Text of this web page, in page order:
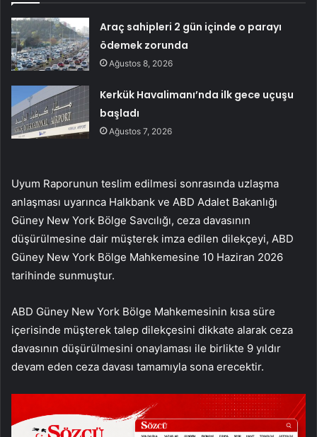
Araç sahipleri 2 gün içinde o parayı
ödemek zorunda
Ağustos 8, 2026
Kerkük Havalimanı’nda ilk gece uçuşu
başladı
Ağustos 7, 2026
Uyum Raporunun teslim edilmesi sonrasında uzlaşma
anlaşması uyarınca Halkbank ve ABD Adalet Bakanlığı
Güney New York Bölge Savcılığı, ceza davasının
düşürülmesine dair müşterek imza edilen dilekçeyi, ABD
Güney New York Bölge Mahkemesine 10 Haziran 2026
tarihinde sunmuştur.
ABD Güney New York Bölge Mahkemesinin kısa süre
içerisinde müşterek talep dilekçesini dikkate alarak ceza
davasının düşürülmesini onaylaması ile birlikte 9 yıldır
devam eden ceza davası tamamıyla sona erecektir.